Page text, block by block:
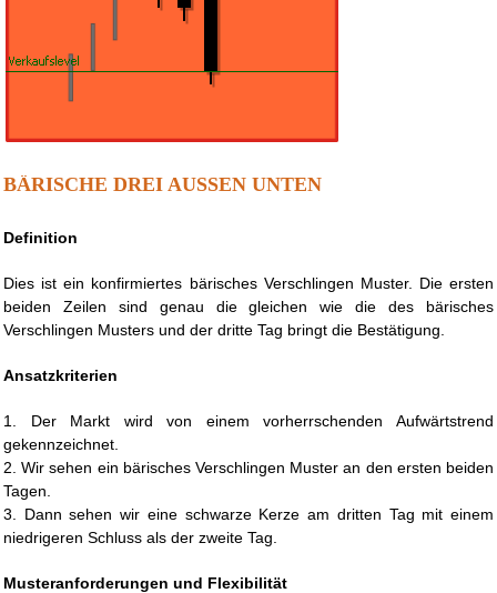
BÄRISCHE DREI AUSSEN UNTEN
Definition
Dies ist ein konfirmiertes bärisches Verschlingen Muster. Die ersten
beiden Zeilen sind genau die gleichen wie die des bärisches
Verschlingen Musters und der dritte Tag bringt die Bestätigung.
Ansatzkriterien
1. Der Markt wird von einem vorherrschenden Aufwärtstrend
gekennzeichnet.
2. Wir sehen ein bärisches Verschlingen Muster an den ersten beiden
Tagen.
3. Dann sehen wir eine schwarze Kerze am dritten Tag mit einem
niedrigeren Schluss als der zweite Tag.
Musteranforderungen und Flexibilität